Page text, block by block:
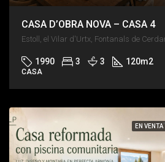
CASA D’OBRA NOVA – CASA 4
1990 3 3 120m2
CASA
EN VENTA